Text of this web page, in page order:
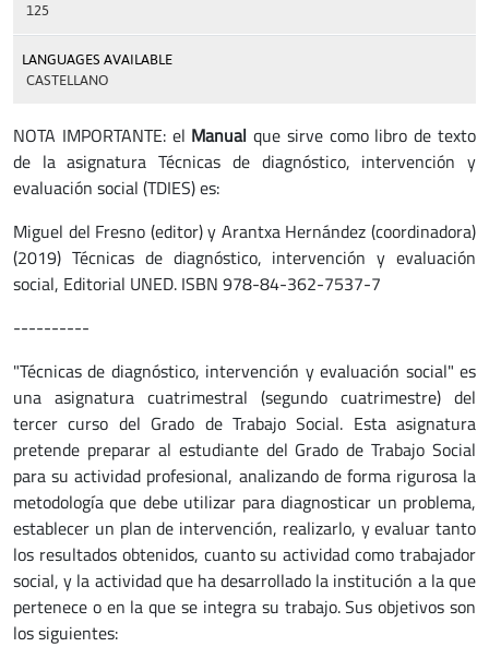
125
LANGUAGES AVAILABLE
CASTELLANO
NOTA IMPORTANTE: el Manual que sirve como libro de texto
de la asignatura Técnicas de diagnóstico, intervención y
evaluación social (TDIES) es:
Miguel del Fresno (editor) y Arantxa Hernández (coordinadora)
(2019) Técnicas de diagnóstico, intervención y evaluación
social, Editorial UNED. ISBN 978-84-362-7537-7
----------
"Técnicas de diagnóstico, intervención y evaluación social" es
una asignatura cuatrimestral (segundo cuatrimestre) del
tercer curso del Grado de Trabajo Social. Esta asignatura
pretende preparar al estudiante del Grado de Trabajo Social
para su actividad profesional, analizando de forma rigurosa la
metodología que debe utilizar para diagnosticar un problema,
establecer un plan de intervención, realizarlo, y evaluar tanto
los resultados obtenidos, cuanto su actividad como trabajador
social, y la actividad que ha desarrollado la institución a la que
pertenece o en la que se integra su trabajo. Sus objetivos son
los siguientes: